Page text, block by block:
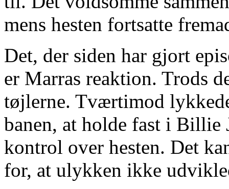
mens hesten fortsatte
Det, der siden har gjort
er Marras reaktion. Trods
tøjlerne. Tværtimod
banen, at holde fast i Billie
kontrol over hesten. Det
for, at ulykken ikke